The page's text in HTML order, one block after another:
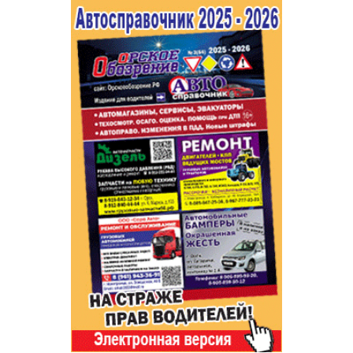
Строительство и ремонт
Авто и мото
Рестораны, кафе, бары
Развлечения и отдых
Спорт Фитнес
Недвижимость
Красота Косметология
Телекоммуникации и связь
Торговля
Бизнес и финансы
Юристы, Экспертиза, Страхование
Ремонт
Социальные организации
Это интересно
Администрация
Популярное →
Строительство и ремонт